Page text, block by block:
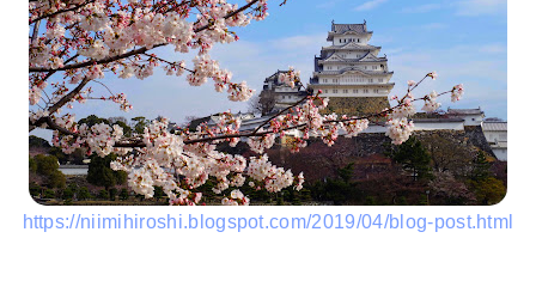
https://niimihiroshi.blogspot.com/2019/04/blog-post.html